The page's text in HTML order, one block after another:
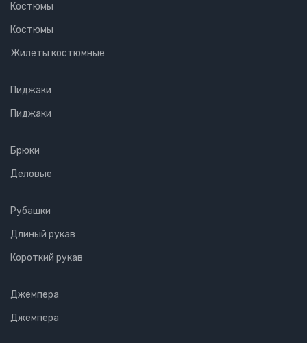
Костюмы
Костюмы
Жилеты костюмные
Пиджаки
Пиджаки
Брюки
Деловые
Рубашки
Длиный рукав
Короткий рукав
Джемпера
Джемпера